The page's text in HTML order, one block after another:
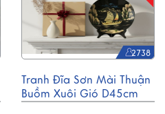
2738
Tranh Đĩa Sơn Mài Thuận
Buồm Xuôi Gió D45cm